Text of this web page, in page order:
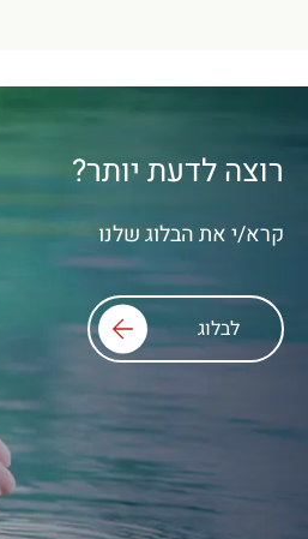
רוצה לדעת יותר?
קרא/י את הבלוג שלנו
לבלוג